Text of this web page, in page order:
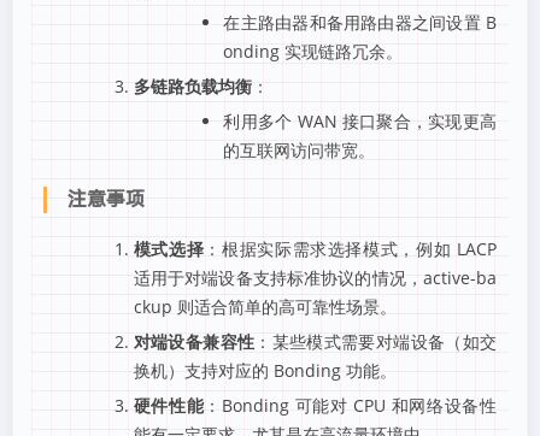
在主路由器和备用路由器之间设置 B
onding 实现链路冗余。
多链路负载均衡：
利用多个 WAN 接口聚合，实现更高
的互联网访问带宽。
注意事项
模式选择 ：根据实际需求选择模式，例如 LACP
适用于对端设备支持标准协议的情况，active-ba
ckup 则适合简单的高可靠性场景。
对端设备兼容性 ：某些模式需要对端设备（如交
换机）支持对应的 Bonding 功能。
硬件性能：Bonding 可能对 CPU 和网络设备性